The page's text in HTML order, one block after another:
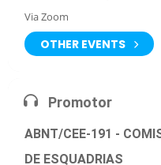
Via Zoom
OTHER EVENTS
Promotor
ABNT/CEE-191 -
DE ESQUADRIAS